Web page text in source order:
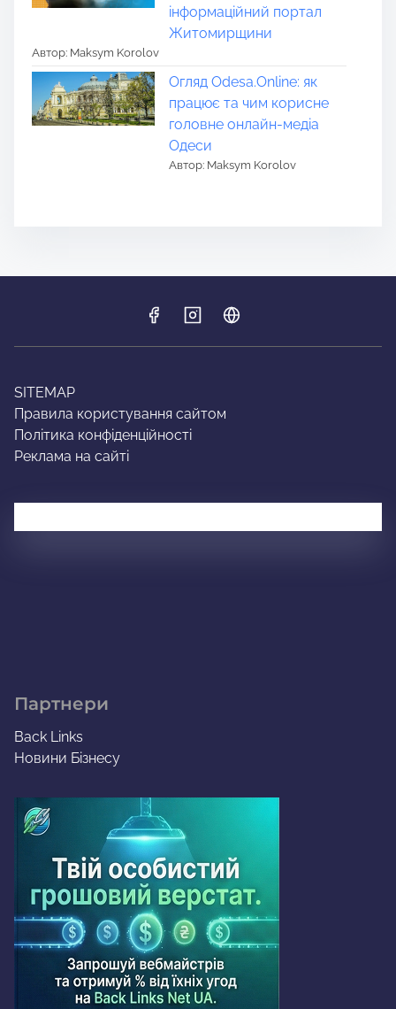
інформаційний портал
Житомирщини
Автор: Maksym Korolov
Огляд Odesa.Online: як
працює та чим корисне
головне онлайн-медіа
Одеси
Автор: Maksym Korolov
SITEMAP
Правила користування сайтом
Політика конфіденційності
Реклама на сайті
Партнери
Back Links
Новини Бізнесу